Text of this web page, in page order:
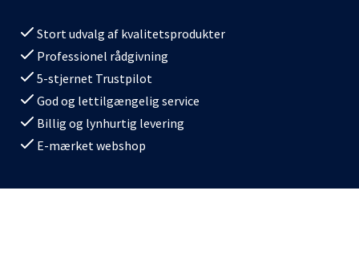
Stort udvalg af kvalitetsprodukter
Professionel rådgivning
5-stjernet Trustpilot
God og lettilgængelig service
Billig og lynhurtig levering
E-mærket webshop